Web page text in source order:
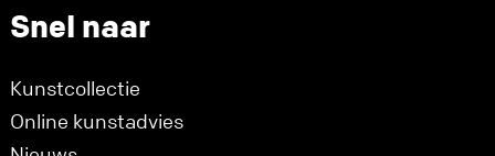
Snel naar
Kunstcollectie
Online kunstadvies